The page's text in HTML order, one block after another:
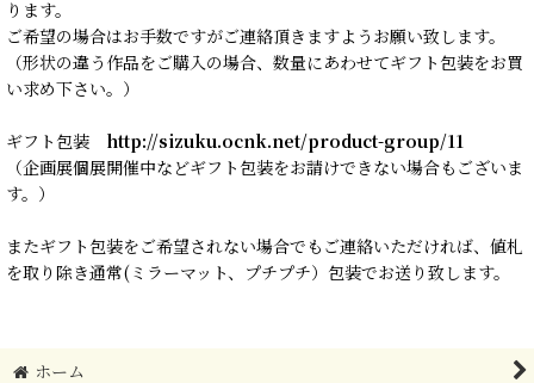
ります。
ご希望の場合はお手数ですがご連絡頂きますようお願い致します。
（形状の違う作品をご購入の場合、数量にあわせてギフト包装をお買
い求め下さい。）
ギフト包装 http://sizuku.ocnk.net/product-group/11
（企画展個展開催中などギフト包装をお請けできない場合もございま
す。）
またギフト包装をご希望されない場合でもご連絡いただければ、値札
を取り除き通常(ミラーマット、プチプチ）包装でお送り致します。
ホーム